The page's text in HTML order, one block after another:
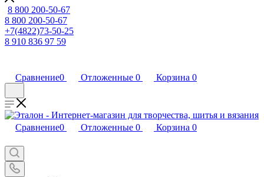
8 800 200-50-67
8 800 200-50-67
+7(4822)73-50-25
8 910 836 97 59
Сравнение0 Отложенные 0 Корзина 0
Сравнение0 Отложенные 0 Корзина 0